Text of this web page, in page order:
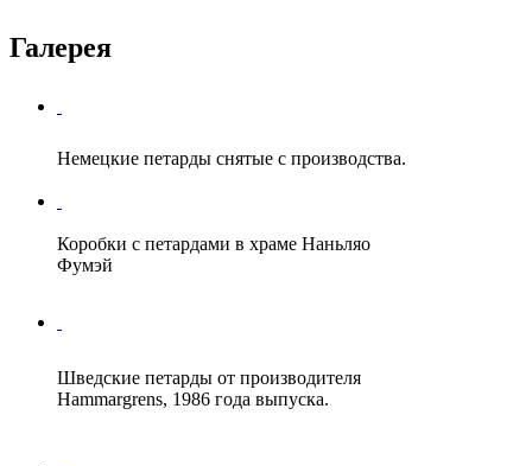
Галерея
Немецкие петарды снятые с производства.
Коробки с петардами в храме Наньляо
Фумэй
Шведские петарды от производителя
Hammargrens, 1986 года выпуска.